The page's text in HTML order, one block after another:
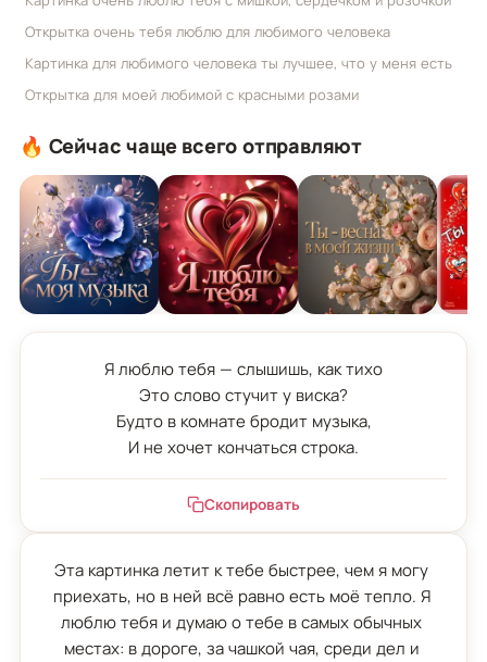
Открытка очень тебя люблю для любимого человека
Картинка для любимого человека ты лучшее, что у меня есть
Открытка для моей любимой с красными розами
🔥 Сейчас чаще всего отправляют
Я люблю тебя — слышишь, как тихо
Это слово стучит у виска?
Будто в комнате бродит музыка,
И не хочет кончаться строка.
Скопировать
Эта картинка летит к тебе быстрее, чем я могу
приехать, но в ней всё равно есть моё тепло. Я
люблю тебя и думаю о тебе в самых обычных
местах: в дороге, за чашкой чая, среди дел и